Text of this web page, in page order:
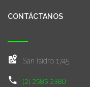
CONTÁCTANOS
San Isidro 1745,
(2) 2585 2380